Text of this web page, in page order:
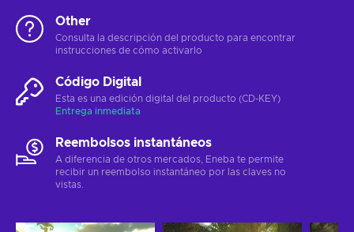
Other
Consulta la descripción del producto para encontrar
instrucciones de cómo activarlo
Código Digital
Esta es una edición digital del producto (CD-KEY)
Entrega inmediata
Reembolsos instantáneos
A diferencia de otros mercados, Eneba te permite
recibir un reembolso instantáneo por las claves no
vistas.